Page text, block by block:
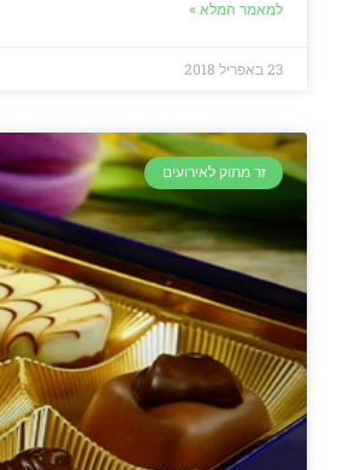
למאמר המלא »
23 באפריל 2018
זר מתוק לאירועים